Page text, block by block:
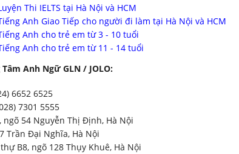
Thi IELTS tại Hà Nội và HCM
Anh Giao Tiếp cho người đi làm tại Hà Nội và HCM
Anh cho trẻ em từ 3 - 10 tuổi
Anh cho trẻ em từ 11 - 14 tuổi
Anh Ngữ GLN / JOLO:
6652 6525
7301 5555
ngõ 54 Nguyễn Thị Định, Hà Nội
Trần Đại Nghĩa, Hà Nội
thự B8, ngõ 128 Thụy Khuê, Hà Nội